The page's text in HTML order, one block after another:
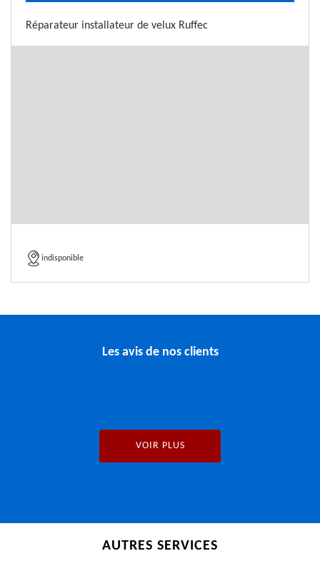
Réparateur installateur de velux Ruffec
indisponible
Les avis de nos clients
VOIR PLUS
AUTRES SERVICES